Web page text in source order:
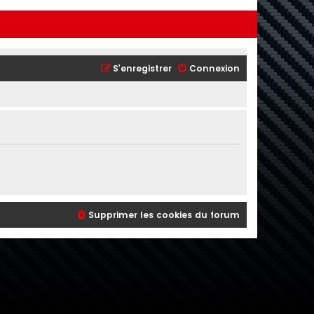
Connexion
S’enregistrer
Supprimer les cookies du forum